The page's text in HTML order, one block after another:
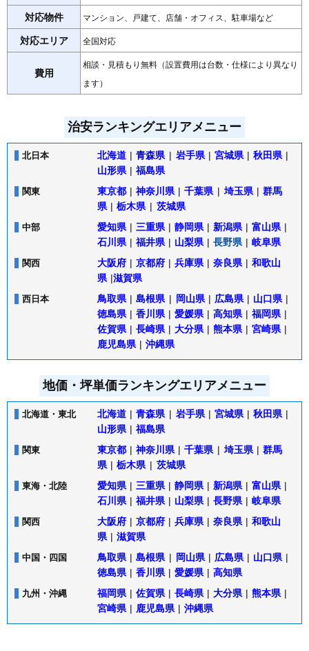
対応物件 マンション、戸建て、店舗・オフィス、駐車場など
対応エリア 全国対応
費用
相談・見積もり無料（設置費用は台数・仕様により異なり
ます）
治安ランキングエリアメニュー
北日本 北海道 | 青森県 | 岩手県 | 宮城県 | 秋田県 |
山形県 | 福島県
関東 東京都 | 神奈川県 | 千葉県 | 埼玉県 | 群馬
県 | 栃木県 | 茨城県
中部 愛知県 | 三重県 | 静岡県 | 新潟県 | 富山県 |
石川県 | 福井県 | 山梨県 | 長野県 | 岐阜県
関西 大阪府 | 京都府 | 兵庫県 | 奈良県 | 和歌山
県 |滋賀県
西日本 鳥取県 | 島根県 | 岡山県 | 広島県 | 山口県 |
徳島県 | 香川県 | 愛媛県 | 高知県 | 福岡県 |
佐賀県 | 長崎県 | 大分県 | 熊本県 | 宮崎県 |
鹿児島県 | 沖縄県
地価・坪単価ランキングエリアメニュー
北海道・東北 北海道 | 青森県 | 岩手県 | 宮城県 | 秋田県 |
山形県 | 福島県
関東 東京都 | 神奈川県 | 千葉県 | 埼玉県 | 群馬
県 | 栃木県 | 茨城県
東海・北陸 愛知県 | 三重県 | 静岡県 | 新潟県 | 富山県 |
石川県 | 福井県 | 山梨県 | 長野県 | 岐阜県
関西 大阪府 | 京都府 | 兵庫県 | 奈良県 | 和歌山
県 | 滋賀県
中国・四国 鳥取県 | 島根県 | 岡山県 | 広島県 | 山口県 |
徳島県 | 香川県 | 愛媛県 | 高知県
九州・沖縄 福岡県 | 佐賀県 | 長崎県 | 大分県 | 熊本県 |
宮崎県 | 鹿児島県 | 沖縄県